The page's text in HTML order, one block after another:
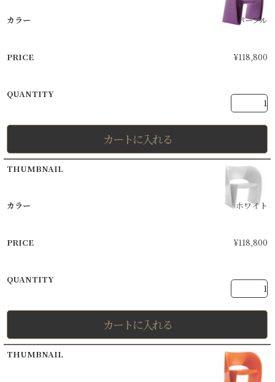
パープル
¥118,800
カートに入れる
ホワイト
¥118,800
カートに入れる